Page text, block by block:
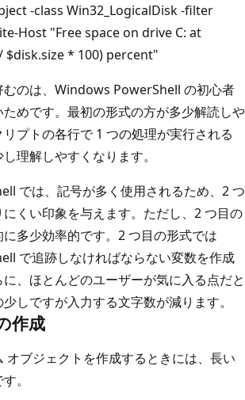
-class Win32_LogicalDisk -filter
Host "Free space on drive C: at
$disk.size * 100) percent"
むのは、Windows PowerShell の初心者
めです。最初の形式の方が多少解読しや
プトの各行で 1 つの処理が実行される
理解しやすくなります。
では、記号が多く使用されるため、2 つ
くい印象を与えます。ただし、2 つ目の
多少効率的です。2 つ目の形式では
で追跡しなければならない変数を作成
、ほとんどのユーザーが気に入る点だと
しですが入力する文字数が減ります。
作成
オブジェクトを作成するときには、長い
。